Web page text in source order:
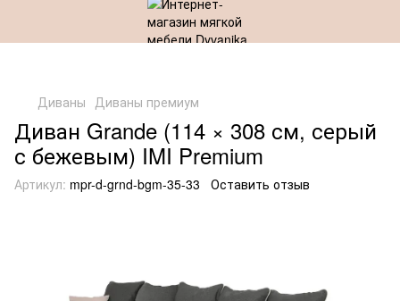
Диваны Диваны премиум
Диван Grande (114 × 308 см, серый
с бежевым) IMI Premium
Артикул: mpr-d-grnd-bgm-35-33 Оставить отзыв